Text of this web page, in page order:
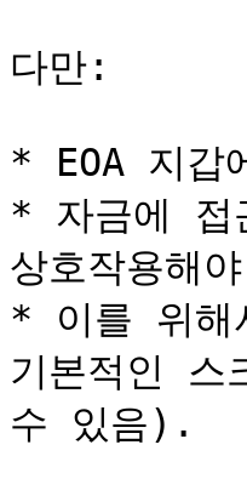
다만:
* EOA 지갑
* 자금에 접
상호작용해
* 이를 위
기본적인 스
수 있음).